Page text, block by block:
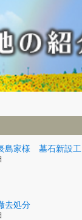
島家様 墓石新設工
去処分